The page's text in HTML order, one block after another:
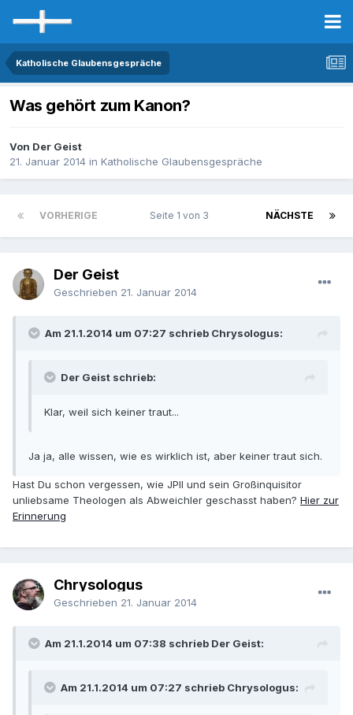
Katholische Glaubensgespräche
Was gehört zum Kanon?
Von Der Geist
21. Januar 2014 in Katholische Glaubensgespräche
VORHERIGE NÄCHSTE
Seite 1 von 3
Der Geist
Geschrieben 21. Januar 2014
Am 21.1.2014 um 07:27 schrieb Chrysologus:
Der Geist schrieb:
Klar, weil sich keiner traut...
Ja ja, alle wissen, wie es wirklich ist, aber keiner traut sich.
Hast Du schon vergessen, wie JPII und sein Großinquisitor
unliebsame Theologen als Abweichler geschasst haben? Hier zur
Erinnerung
Chrysologus
Geschrieben 21. Januar 2014
Am 21.1.2014 um 07:38 schrieb Der Geist:
Am 21.1.2014 um 07:27 schrieb Chrysologus: